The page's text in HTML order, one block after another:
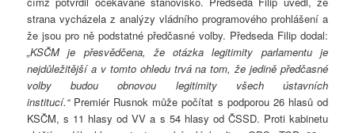
strana vycházela z analýzy vládního programového prohlášení a
že jsou pro ně podstatné předčasné volby. Předseda Filip dodal:
„KSČM je přesvědčena, že otázka legitimity parlamentu je
nejdůležitější a v tomto ohledu trvá na tom, že jedině předčasné
volby budou obnovou legitimity všech ústavních
institucí.“ Premiér Rusnok může počítat s podporou 26 hlasů od
KSČM, s 11 hlasy od VV a s 54 hlasy od ČSSD. Proti kabinetu